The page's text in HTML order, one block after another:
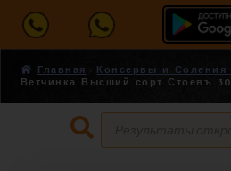
Главная
Ветчинка Высший сорт Стоевъ